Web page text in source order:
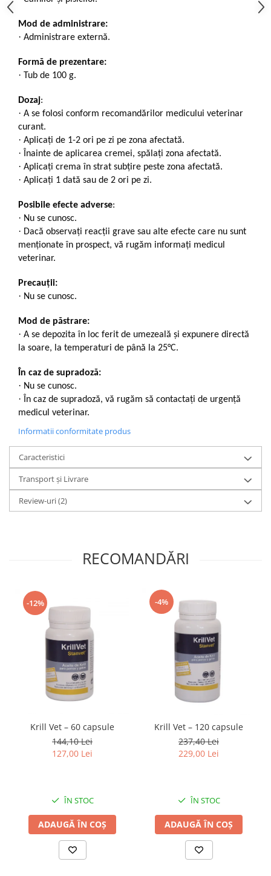
Mod de administrare:
· Administrare externă.
Formă de prezentare:
· Tub de 100 g.
Dozaj:
· A se folosi conform recomandărilor medicului veterinar
curant.
· Aplicați de 1-2 ori pe zi pe zona afectată.
·Înainte de aplicarea cremei, spălați zona afectată.
· Aplicați crema în strat subțire peste zona afectată.
· Aplicați 1 dată sau de 2 ori pe zi.
Posibile efecte adverse:
· Nu se cunosc.
· Dacă observaţi reacţii grave sau alte efecte care nu sunt
menţionate în prospect, vă rugăm informaţi medicul
veterinar.
Precauții:
· Nu se cunosc.
Mod de păstrare:
· A se depozita în loc ferit de umezeală și expunere directă
la soare, la temperaturi de până la 25°C.
În caz de supradoză:
· Nu se cunosc.
·În caz de supradoză, vă rugăm să contactați de urgență
medicul veterinar.
Informatii conformitate produs
Caracteristici
Transport și Livrare
Review-uri(2)
RECOMANDĂRI
-12%
Krill Vet – 60 capsule
144,10 Lei
127,00 Lei
ÎN STOC
ADAUGĂ ÎN COȘ
-4%
Krill Vet – 120 capsule
237,40 Lei
229,00 Lei
ÎN STOC
ADAUGĂ ÎN COȘ